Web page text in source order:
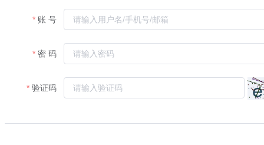
账 号
密 码
验证码